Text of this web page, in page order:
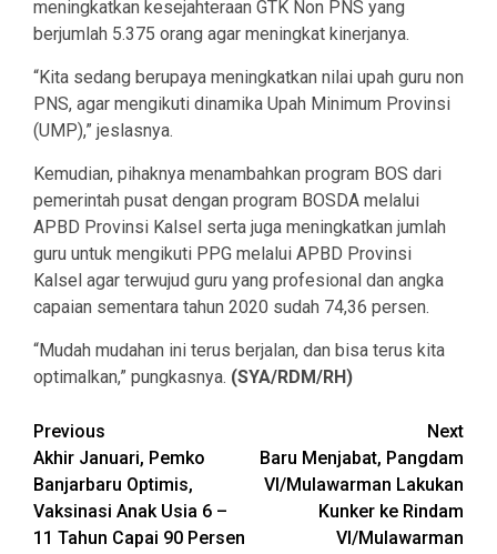
meningkatkan kesejahteraan GTK Non PNS yang
berjumlah 5.375 orang agar meningkat kinerjanya.
“Kita sedang berupaya meningkatkan nilai upah guru non
PNS, agar mengikuti dinamika Upah Minimum Provinsi
(UMP),” jeslasnya.
Kemudian, pihaknya menambahkan program BOS dari
pemerintah pusat dengan program BOSDA melalui
APBD Provinsi Kalsel serta juga meningkatkan jumlah
guru untuk mengikuti PPG melalui APBD Provinsi
Kalsel agar terwujud guru yang profesional dan angka
capaian sementara tahun 2020 sudah 74,36 persen.
“Mudah mudahan ini terus berjalan, dan bisa terus kita
optimalkan,” pungkasnya. (SYA/RDM/RH)
Continue
Reading
Previous
Akhir Januari, Pemko
Banjarbaru Optimis,
Vaksinasi Anak Usia 6 –
11 Tahun Capai 90 Persen
Next
Baru Menjabat, Pangdam
VI/Mulawarman Lakukan
Kunker ke Rindam
VI/Mulawarman